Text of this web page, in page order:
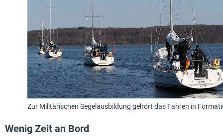
Zur Militärischen Segelausbildung gehört das Fahren in
Wenig Zeit an Bord